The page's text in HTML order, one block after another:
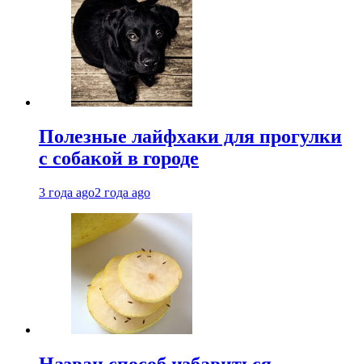
Полезные лайфхаки для прогулки
с собакой в городе
3 года ago2 года ago